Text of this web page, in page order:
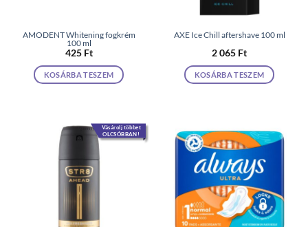
AMODENT Whitening fogkrém
100 ml
425 Ft
KOSÁRBA TESZEM
AXE Ice Chill aftershave 100 ml
2 065 Ft
KOSÁRBA TESZEM
Vásárolj többet
OLCSÓBBAN!